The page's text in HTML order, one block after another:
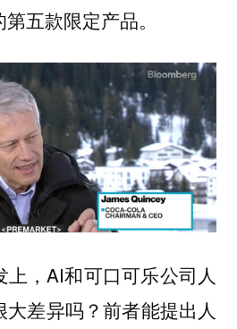
五款限定产品。
，AI和可口可乐公司人
差异吗？前者能提出人